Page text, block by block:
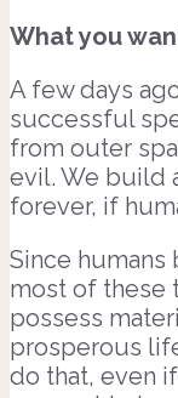
What you
A few days
successful
from outer
evil. We build
forever, if
Since
most of these
possess
prosperous
do that, even